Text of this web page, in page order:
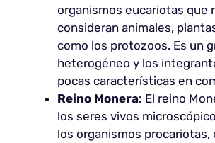
organismos eucariotas que
consideran animales,
como los protozoos. Es un
heterogéneo y los
pocas características en
Reino Monera: El reino
los seres vivos
los organismos procariotas,